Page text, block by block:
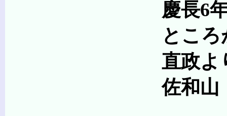
慶長6年(1601)正月
ところが直政は、
直政より後事を託
佐和山・彦根山・